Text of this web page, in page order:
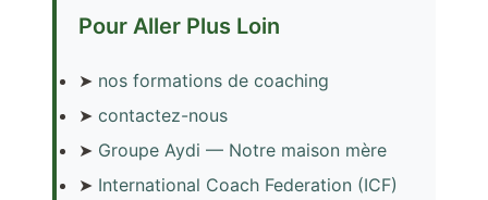
Pour Aller Plus Loin
➤ nos formations de coaching
➤ contactez-nous
➤ Groupe Aydi — Notre maison mère
➤ International Coach Federation (ICF)